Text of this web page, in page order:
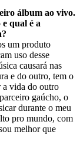
álbum ao vivo.
qual é a
um produto
uso desse
causará nas
e do outro, tem o
a vida do outro
gaúcho, o
durante o meu
pro mundo, com
melhor que